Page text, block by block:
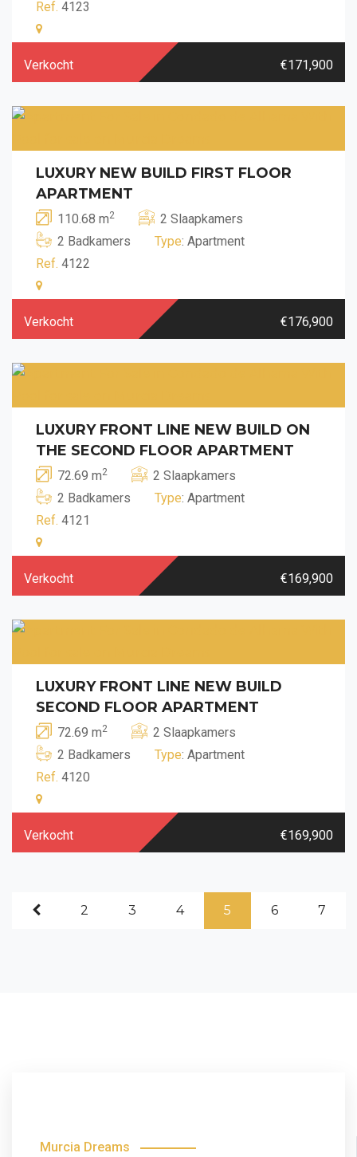
Ref. 4123
Verkocht €171,900
LUXURY NEW BUILD FIRST FLOOR
APARTMENT
110.68 m2
2 Slaapkamers
2 Badkamers
Type: Apartment
Ref. 4122
Verkocht €176,900
LUXURY FRONT LINE NEW BUILD ON
THE SECOND FLOOR APARTMENT
72.69 m2
2 Slaapkamers
2 Badkamers
Type: Apartment
Ref. 4121
Verkocht €169,900
LUXURY FRONT LINE NEW BUILD
SECOND FLOOR APARTMENT
72.69 m2
2 Slaapkamers
2 Badkamers
Type: Apartment
Ref. 4120
Verkocht €169,900
2 3 4 5 6 7
Murcia Dreams